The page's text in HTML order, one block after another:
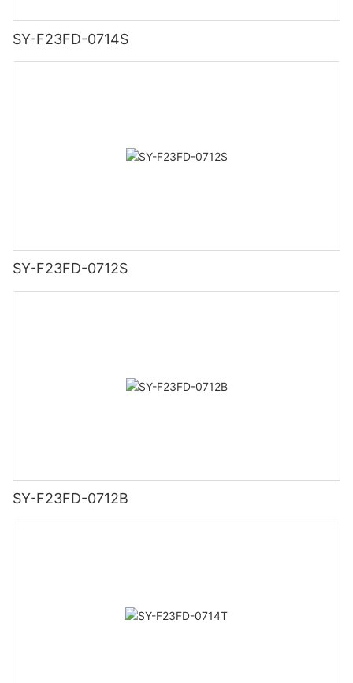
SY-F23FD-0714S
SY-F23FD-0712S
SY-F23FD-0712B